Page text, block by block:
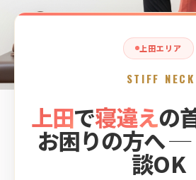
上田エリア
STIFF NECK
上田で寝違えの
お困りの方へ ─
談OK